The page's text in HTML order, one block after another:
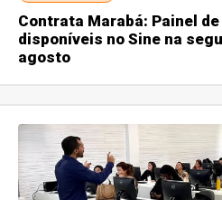
Contrata Marabá: Painel
disponíveis no Sine na
agosto